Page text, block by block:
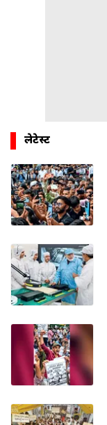
लेटेस्ट